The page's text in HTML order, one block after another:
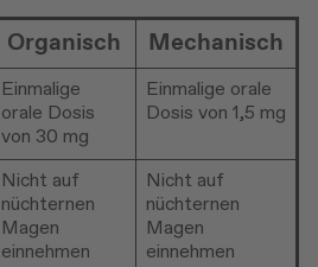
Organisch Mechanisch
Einmalige
orale Dosis
von 30 mg
Einmalige orale
Dosis von 1,5 mg
Nicht auf
nüchternen
Magen
einnehmen
Nicht auf
nüchternen
Magen
einnehmen